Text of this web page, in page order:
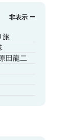
旅
田龍二